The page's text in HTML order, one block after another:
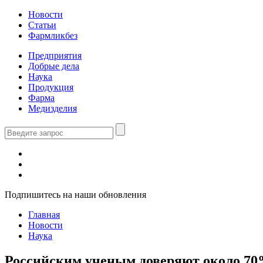
Новости
Статьи
Фармликбез
Предприятия
Добрые дела
Наука
Продукция
Фарма
Медизделия
Подпишитесь на наши обновления
Главная
Новости
Наука